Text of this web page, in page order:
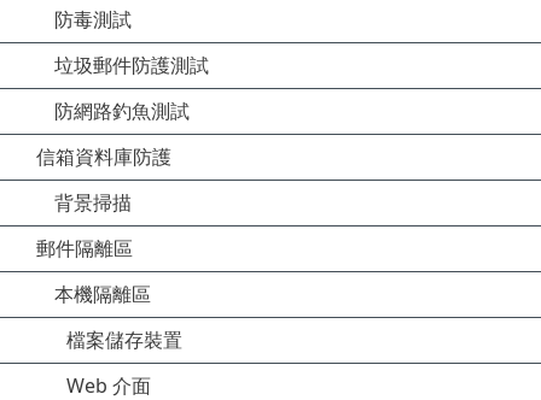
防毒測試
垃圾郵件防護測試
防網路釣魚測試
信箱資料庫防護
背景掃描
郵件隔離區
本機隔離區
檔案儲存裝置
Web 介面